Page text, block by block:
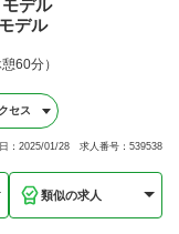
モデル
デル
60分）
セス
：2025/01/28 求人番号：539538
類似の求人